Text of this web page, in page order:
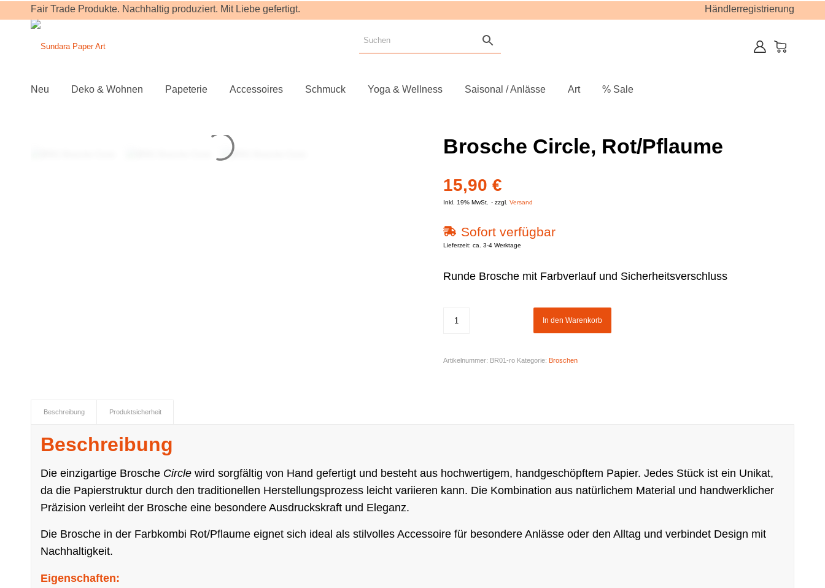
Fair Trade Produkte. Nachhaltig produziert. Mit Liebe gefertigt. Händlerregistrierung
Neu Deko & Wohnen Papeterie Accessoires Schmuck Yoga & Wellness Saisonal / Anlässe Art % Sale
Brosche Circle, Rot/Pflaume
15,90 €
Inkl. 19% MwSt. zzgl. Versand
Sofort verfügbar
Lieferzeit: ca. 3-4 Werktage
Runde Brosche mit Farbverlauf und Sicherheitsverschluss
In den Warenkorb
Artikelnummer: BR01-ro Kategorie: Broschen
Beschreibung Produktsicherheit
Beschreibung
Die einzigartige Brosche Circle wird sorgfältig von Hand gefertigt und besteht aus hochwertigem, handgeschöpftem Papier. Jedes Stück ist ein Unikat,
da die Papierstruktur durch den traditionellen Herstellungsprozess leicht variieren kann. Die Kombination aus natürlichem Material und handwerklicher
Präzision verleiht der Brosche eine besondere Ausdruckskraft und Eleganz.
Die Brosche in der Farbkombi Rot/Pflaume eignet sich ideal als stilvolles Accessoire für besondere Anlässe oder den Alltag und verbindet Design mit
Nachhaltigkeit.
Eigenschaften: